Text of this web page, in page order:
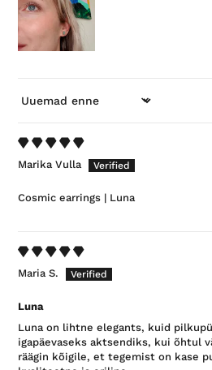
SORTEERI
Marika Vulla
Cosmic earrings | Luna
Maria S.
Luna
Luna on lihtne elegants, kuid
igapäevaseks aktsendiks, kui õhtul
räägin kõigile, et tegemist on kase